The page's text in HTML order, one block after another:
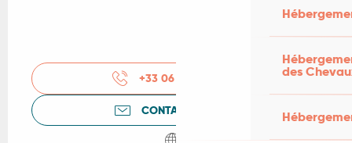
des
+33 06 70 94 17
CONTACTEZ-NOUS